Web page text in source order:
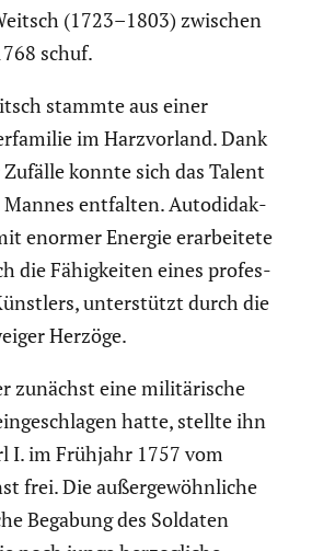
(1723–1803) zwischen
schuf.
stammte aus einer
im Harzvor­land. Dank
konnte sich das Talent
Mannes entfalten. Autodi­dak­
enormer Energie erarbei­tete
die Fähig­keiten eines profes­
unter­stützt durch die
Herzöge.
zunächst eine militä­ri­sche
hatte, stellte ihn
I. im Frühjahr 1757 vom
frei. Die außer­ge­wöhn­liche
Begabung des Soldaten